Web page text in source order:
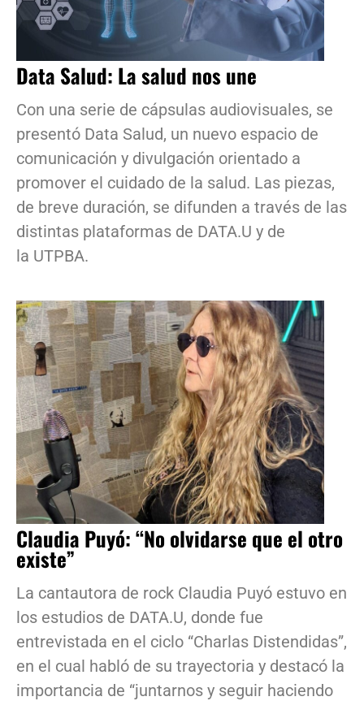
Data Salud: La salud nos une
Con una serie de cápsulas audiovisuales, se
presentó Data Salud, un nuevo espacio de
comunicación y divulgación orientado a
promover el cuidado de la salud. Las piezas,
de breve duración, se difunden a través de las
distintas plataformas de DATA.U y de
la UTPBA.
Claudia Puyó: “No olvidarse que el otro
existe”
La cantautora de rock Claudia Puyó estuvo en
los estudios de DATA.U, donde fue
entrevistada en el ciclo “Charlas Distendidas”,
en el cual habló de su trayectoria y destacó la
importancia de “juntarnos y seguir haciendo